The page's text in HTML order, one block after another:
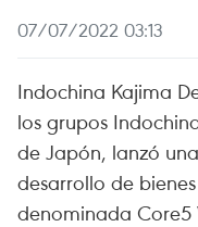
07/07/2022 03:13
Indochina Kajima
los grupos
de Japón, lanzó
desarrollo de
denominada Core5